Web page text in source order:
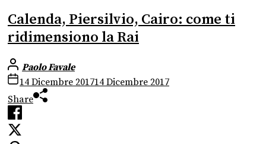
Calenda, Piersilvio, Cairo: come ti
ridimensiono la Rai
Paolo Favale
14 Dicembre 201714 Dicembre 2017
Share